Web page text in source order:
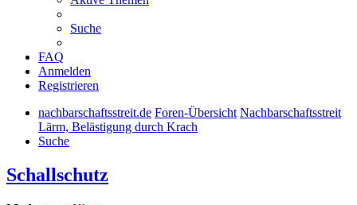
Suche
FAQ
Anmelden
Registrieren
nachbarschaftsstreit.de Foren-Übersicht Nachbarschaftsstreit
Lärm, Belästigung durch Krach
Suche
Schallschutz